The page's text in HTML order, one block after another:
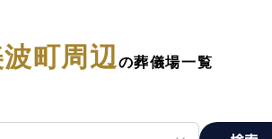
町周辺 の葬儀場一覧